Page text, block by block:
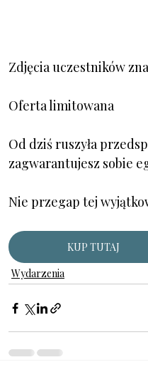
Zdjęcia uczestników
Oferta limitowana
Od dziś ruszyła
zagwarantujesz sobie
Nie przegap tej
KUP TUTAJ
Wydarzenia